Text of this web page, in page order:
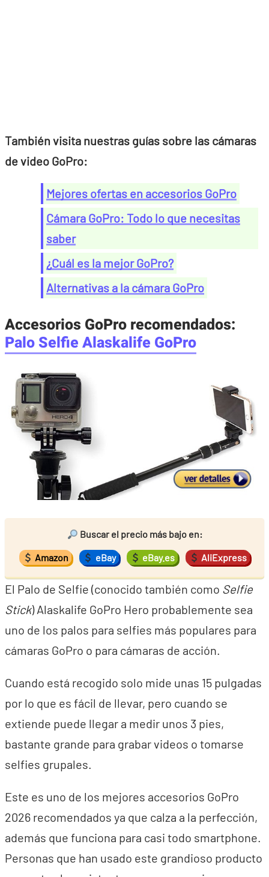
También visita nuestras guías sobre las cámaras
de video GoPro:
Mejores ofertas en accesorios GoPro
Cámara GoPro: Todo lo que necesitas
saber
¿Cuál es la mejor GoPro?
Alternativas a la cámara GoPro
Accesorios GoPro recomendados:
Palo Selfie Alaskalife GoPro
Buscar el precio más bajo en:
Amazon eBay eBay.es AliExpress
El Palo de Selfie (conocido también como Selfie
Stick) Alaskalife GoPro Hero probablemente sea
uno de los palos para selfies más populares para
cámaras GoPro o para cámaras de acción.
Cuando está recogido solo mide unas 15 pulgadas
por lo que es fácil de llevar, pero cuando se
extiende puede llegar a medir unos 3 pies,
bastante grande para grabar videos o tomarse
selfies grupales.
Este es uno de los mejores accesorios GoPro
2026 recomendados ya que calza a la perfección,
además que funciona para casi todo smartphone.
Personas que han usado este grandioso producto